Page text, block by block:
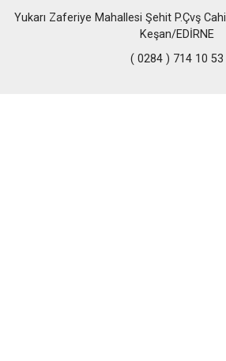
Yukarı Zaferiye Mahallesi Şehit P.Çvş
Keşan/EDİRNE
( 0284 ) 714 10 53